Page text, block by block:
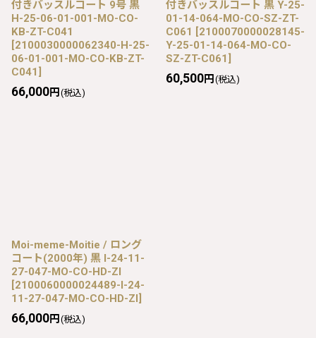
付きバッスルコート 9号 黒
H-25-06-01-001-MO-CO-
KB-ZT-C041
[2100030000062340-H-25-
06-01-001-MO-CO-KB-ZT-
C041 ]
66,000円 (税込)
付きバッスルコート 黒 Y-25-
01-14-064-MO-CO-SZ-ZT-
C061 [2100070000028145-
Y-25-01-14-064-MO-CO-
SZ-ZT-C061 ]
60,500円 (税込)
Moi-meme-Moitie / ロング
コート(2000年) 黒 I-24-11-
27-047-MO-CO-HD-ZI
[2100060000024489-I-24-
11-27-047-MO-CO-HD-ZI]
66,000円 (税込)